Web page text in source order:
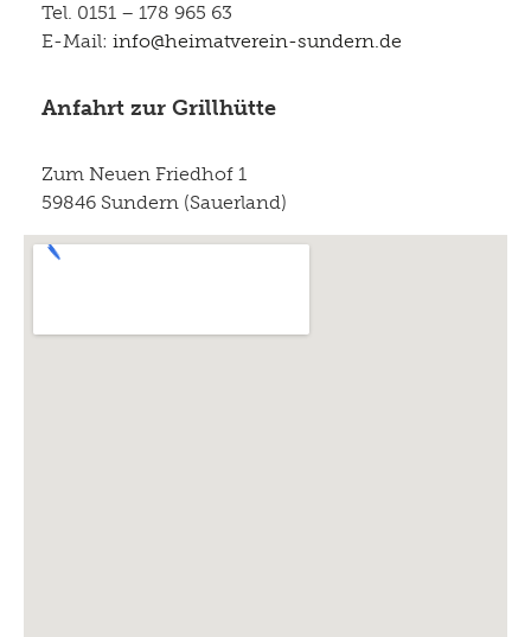
Tel. 0151 – 178 965 63
E-Mail: info@heimatverein-sundern.de
Anfahrt zur Grillhütte
Zum Neuen Friedhof 1
59846 Sundern (Sauerland)